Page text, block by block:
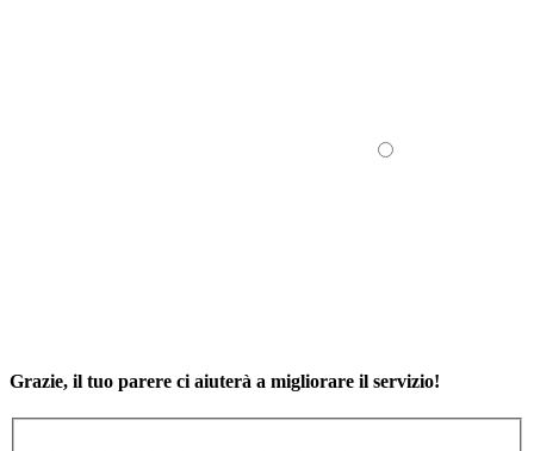
Grazie, il tuo parere ci aiuterà a migliorare il servizio!